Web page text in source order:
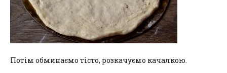
Потім обминаємо тісто, розкачуємо качалкою.